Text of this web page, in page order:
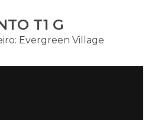
T1 G
Evergreen Village